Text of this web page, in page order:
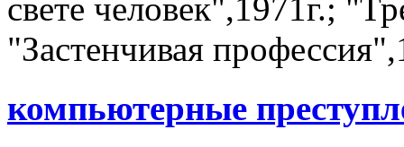
свете человек",1971г.;
"Застенчивая
компьютерные